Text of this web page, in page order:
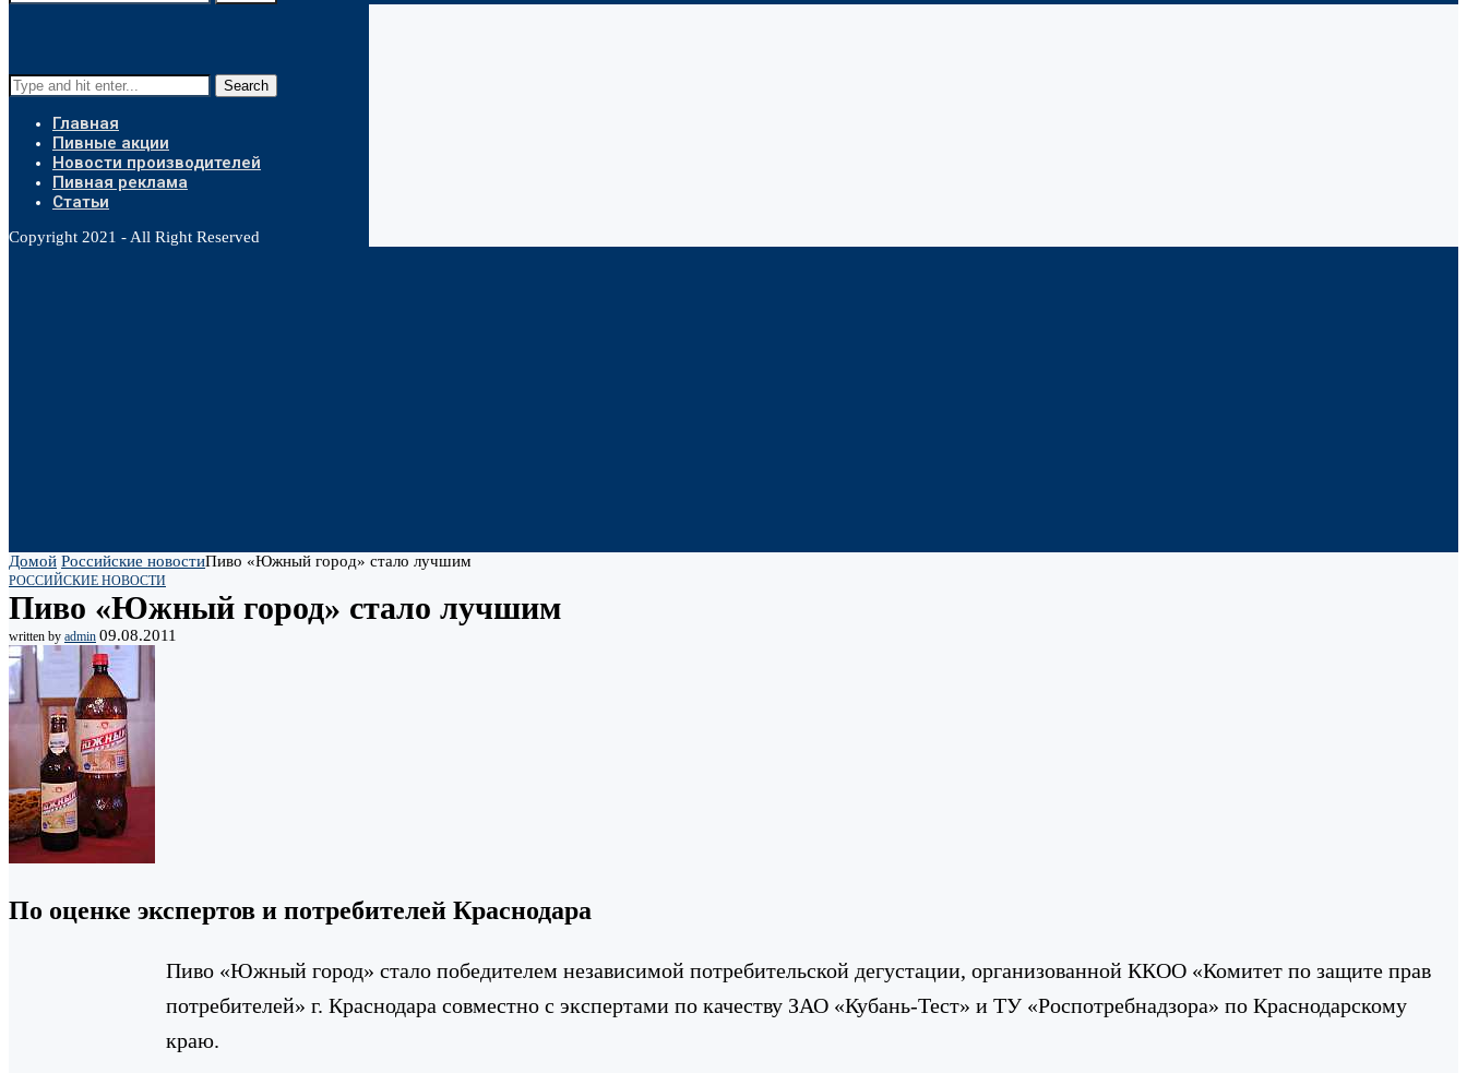
Search
Главная
Пивные акции
Новости производителей
Пивная реклама
Статьи
Copyright 2021 - All Right Reserved
Домой Российские новостиПиво «Южный город» стало лучшим
РОССИЙСКИЕ НОВОСТИ
Пиво «Южный город» стало лучшим
written by admin 09.08.2011
По оценке экспертов и потребителей Краснодара
Пиво «Южный город» стало победителем независимой потребительской дегустации, организованной ККОО «Комитет по защите прав
потребителей» г. Краснодара совместно с экспертами по качеству ЗАО «Кубань-Тест» и ТУ «Роспотребнадзора» по Краснодарскому
краю.